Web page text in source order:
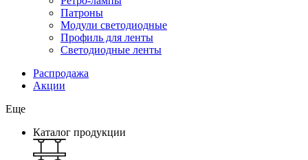
Патроны
Модули светодиодные
Профиль для ленты
Светодиодные ленты
Распродажа
Акции
Еще
Каталог продукции